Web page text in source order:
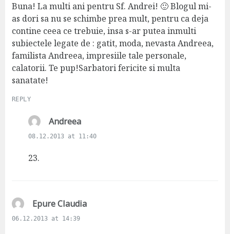
s
:
Buna! La multi ani pentru Sf. Andrei! 🙂 Blogul mi-
as dori sa nu se schimbe prea mult, pentru ca deja
contine ceea ce trebuie, insa s-ar putea inmulti
subiectele legate de : gatit, moda, nevasta Andreea,
familista Andreea, impresiile tale personale,
calatorii. Te pup!Sarbatori fericite si multa
sanatate!
REPLY
Andreeas
a
08.12.2013 at 11:40
23.
Epure Claudias
06.12.2013 at 14:39